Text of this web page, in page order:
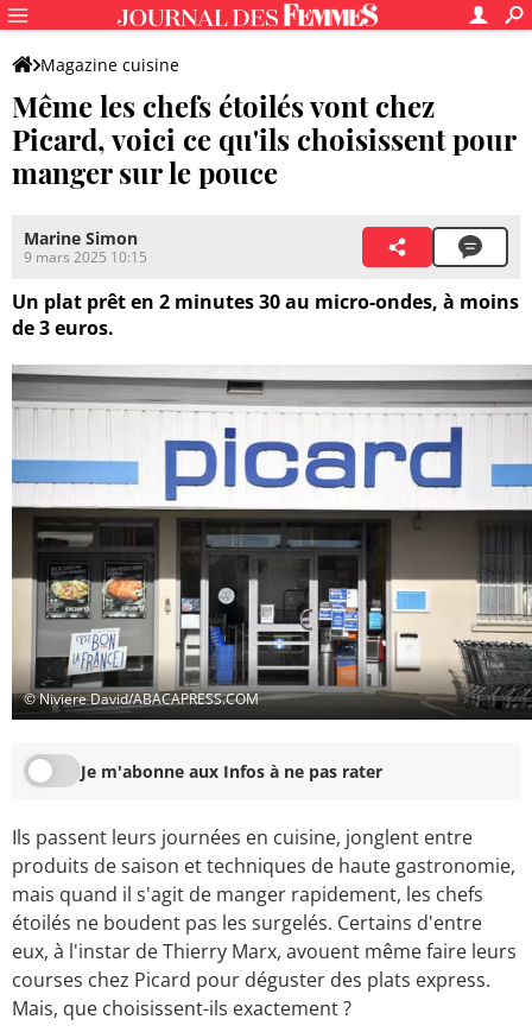
Magazine cuisine
Même les chefs étoilés vont chez
Picard, voici ce qu'ils choisissent pour
manger sur le pouce
Marine Simon
9 mars 2025 10:15
Un plat prêt en 2 minutes 30 au micro-ondes, à moins
de 3 euros.
© Niviere David/ABACAPRESS.COM
Je m'abonne aux Infos à ne pas rater
Ils passent leurs journées en cuisine, jonglent entre
produits de saison et techniques de haute gastronomie,
mais quand il s'agit de manger rapidement, les chefs
étoilés ne boudent pas les surgelés. Certains d'entre
eux, à l'instar de Thierry Marx, avouent même faire leurs
courses chez Picard pour déguster des plats express.
Mais, que choisissent-ils exactement ?